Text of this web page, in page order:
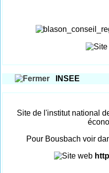
INSEE
Site de l'institut national
Pour Bousbach voir